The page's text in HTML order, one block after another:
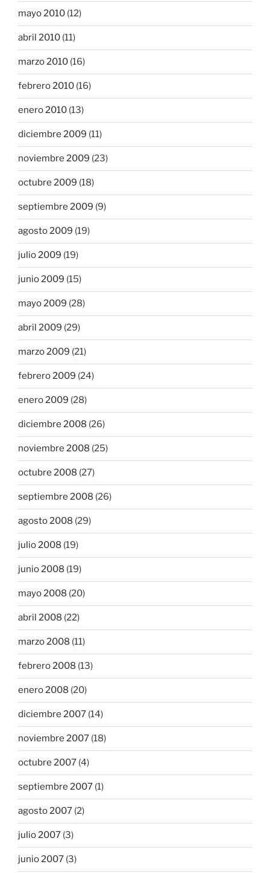
mayo 2010 (12)
abril 2010 (11)
marzo 2010 (16)
febrero 2010 (16)
enero 2010 (13)
diciembre 2009 (11)
noviembre 2009 (23)
octubre 2009 (18)
septiembre 2009 (9)
agosto 2009 (19)
julio 2009 (19)
junio 2009 (15)
mayo 2009 (28)
abril 2009 (29)
marzo 2009 (21)
febrero 2009 (24)
enero 2009 (28)
diciembre 2008 (26)
noviembre 2008 (25)
octubre 2008 (27)
septiembre 2008 (26)
agosto 2008 (29)
julio 2008 (19)
junio 2008 (19)
mayo 2008 (20)
abril 2008 (22)
marzo 2008 (11)
febrero 2008 (13)
enero 2008 (20)
diciembre 2007 (14)
noviembre 2007 (18)
octubre 2007 (4)
septiembre 2007 (1)
agosto 2007 (2)
julio 2007 (3)
junio 2007 (3)